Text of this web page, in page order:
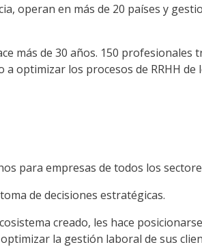
operan en más de 20 países y
más de 30 años. 150
optimizar los procesos de RRHH de
para empresas de todos los
de decisiones estratégicas.
creado, les hace
la gestión laboral de sus